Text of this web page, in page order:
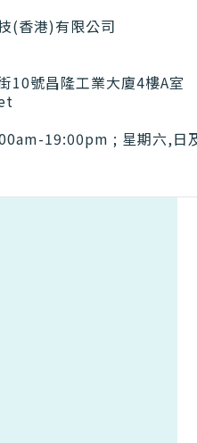
(香港)有限公司
10號昌隆工業大廈4樓A室
19:00pm ; 星期六,日